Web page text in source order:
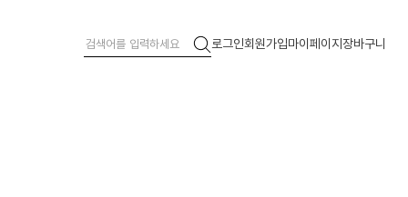
로그인회원가입마이페이지장바구니